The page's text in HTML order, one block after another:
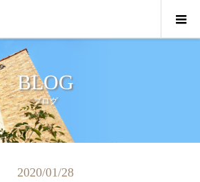
BLOG
ブログ
2020/01/28